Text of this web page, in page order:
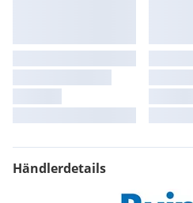
Händlerdetails